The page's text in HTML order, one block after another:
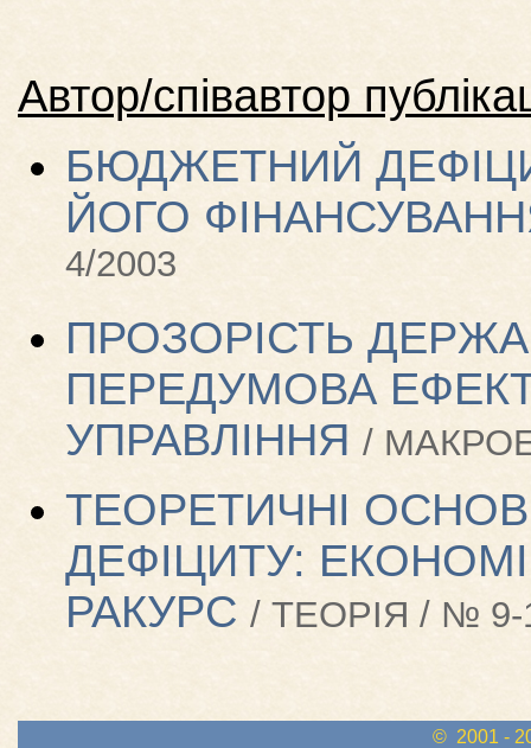
Автор/співавтор
БЮДЖЕТНИЙ
ЙОГО
4/2003
ПРОЗОРІСТЬ
ПЕРЕДУМОВА
УПРАВЛІННЯ /
ТЕОРЕТИЧНІ
ДЕФІЦИТУ:
РАКУРС / ТЕОРІЯ / № 9-
© 2001 -